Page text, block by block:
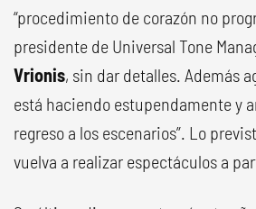
“procedimiento de corazón no
presidente de Universal Tone
Vrionis, sin dar detalles. Además
está haciendo estupendamente y
regreso a los escenarios”. Lo
vuelva a realizar espectáculos a